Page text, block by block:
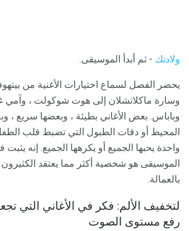
ولادتك - ثم أبدأ الموسيقى.
يحضر الفصل لسماع اختيارات الأغنية من
وسارة ماكلاتشلان إلى هوت شوكولت ، وآمي
وباباس. بعض الأغاني بطيئة ، وبعضها سريع ،
المحيط أو دقات الطبول التي تضبط قلب الطفل.
واحدة يحبها الجميع أو يكرهها الجميع. إنه يثبت
الموسيقى هو شخصية أكثر مما يعتقد الكثيرون
بالعمالة.
لتخفيف الألم: فكر في الأغاني التي
رفع مستوى الصوت